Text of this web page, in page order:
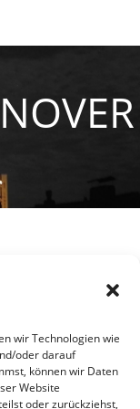
wir Technologien wie
oder darauf
können wir Daten
Website
oder zurückziehst,
halten